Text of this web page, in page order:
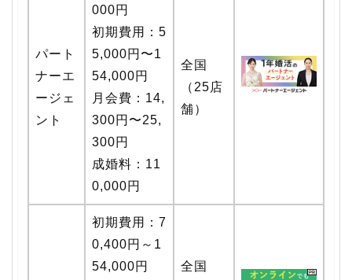
パート
ナーエ
ージェ
ント
000円
初期費用：5
5,000円〜1
54,000円
月会費：14,
300円〜25,
300円
成婚料：11
0,000円
全国
（25店
舗）
初期費用：7
0,400円～1
54,000円
全国